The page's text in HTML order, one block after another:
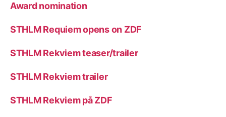
Award nomination
STHLM Requiem opens on ZDF
STHLM Rekviem teaser/trailer
STHLM Rekviem trailer
STHLM Rekviem på ZDF